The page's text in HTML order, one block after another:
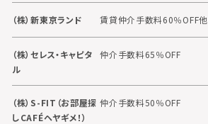
（株）新東京ランド 賃貸仲介手数料60％OFF他
（株）セレス・キャピタ
ル
仲介手数料65％OFF
（株）S-FIT（お部屋探
しCAFÉヘヤギメ！）
仲介手数料50％OFF